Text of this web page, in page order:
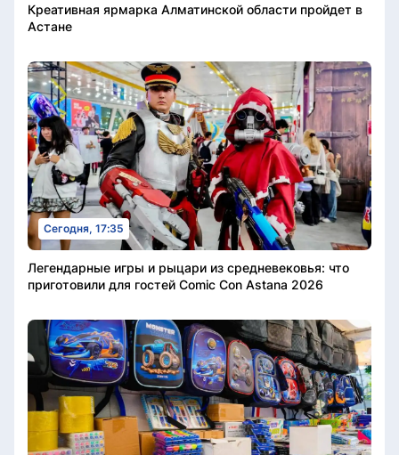
Креативная ярмарка Алматинской области пройдет в
Астане
Сегодня, 17:35
Легендарные игры и рыцари из средневековья: что
приготовили для гостей Comic Con Astana 2026